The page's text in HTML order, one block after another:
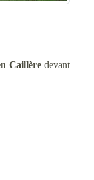
Caillère devant